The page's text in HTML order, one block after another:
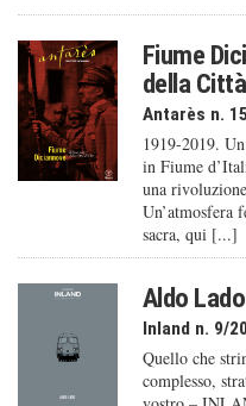
Fiume
della
Antarès n.
1919-2019.
in Fiume
una
Un’atmosfera
sacra, qui [...]
Aldo Lado
Inland n. 9/
Quello che
complesso,